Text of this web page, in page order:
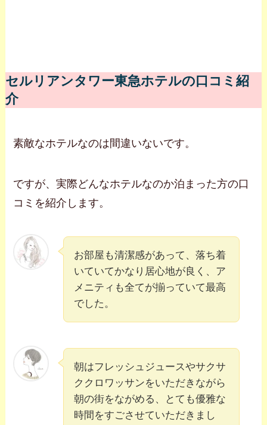
セルリアンタワー東急ホテルの口コミ紹
介
素敵なホテルなのは間違いないです。
ですが、実際どんなホテルなのか泊まった方の口
コミを紹介します。
お部屋も清潔感があって、落ち着
いていてかなり居心地が良く、ア
メニティも全てが揃っていて最高
でした。
朝はフレッシュジュースやサクサ
ククロワッサンをいただきながら
朝の街をながめる、とても優雅な
時間をすごさせていただきまし